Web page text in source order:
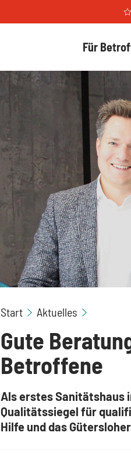
Für
Start Aktuelles
Gute
Betroffene
Als erstes Sanitätshaus
Qualitätssiegel für
Hilfe und das